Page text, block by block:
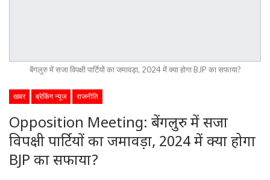
बेंगलुरु में सजा विपक्षी पार्टियों का जमावड़ा, 2024 में क्या होगा BJP का सफाया?
खबर ब्रेकिंग न्यूज राजनीति
Opposition Meeting: बेंगलुरु में सजा
विपक्षी पार्टियों का जमावड़ा, 2024 में क्या होगा
BJP का सफाया?